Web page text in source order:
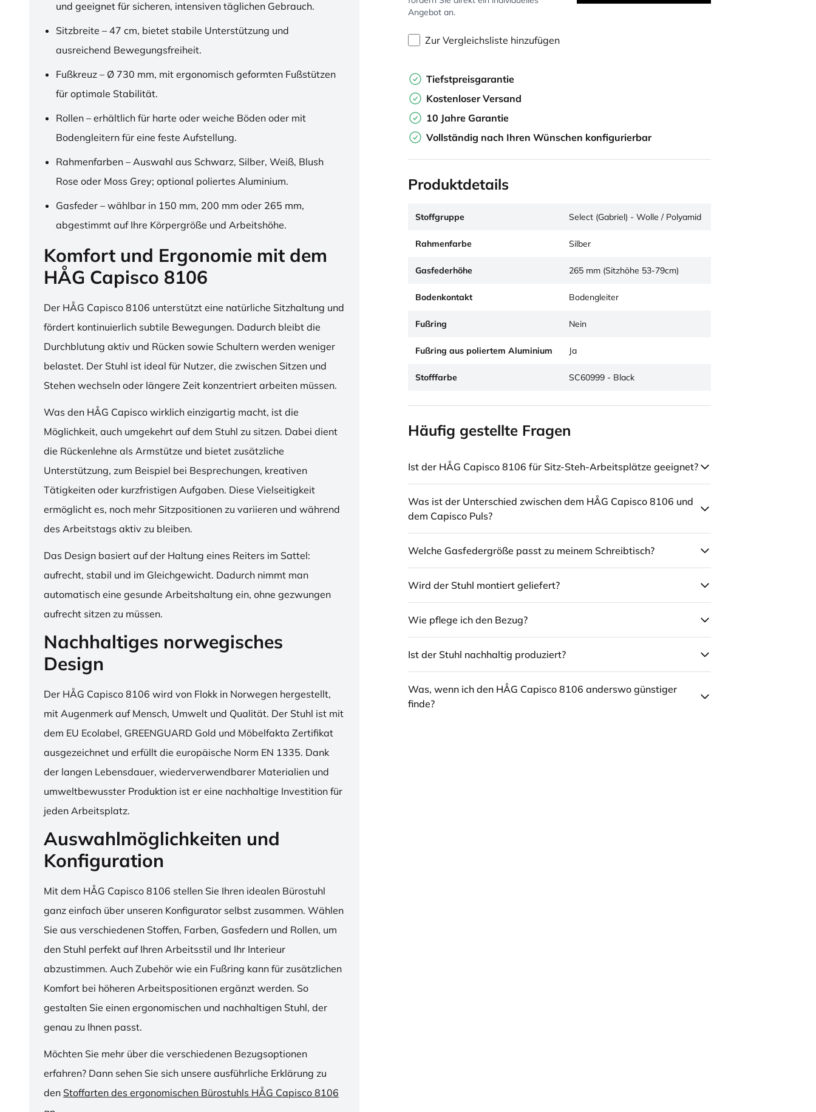
und geeignet für sicheren, intensiven täglichen Gebrauch.
Sitzbreite – 47 cm, bietet stabile Unterstützung und
ausreichend Bewegungsfreiheit.
Fußkreuz – Ø 730 mm, mit ergonomisch geformten Fußstützen
für optimale Stabilität.
Rollen – erhältlich für harte oder weiche Böden oder mit
Bodengleitern für eine feste Aufstellung.
Rahmenfarben – Auswahl aus Schwarz, Silber, Weiß, Blush
Rose oder Moss Grey; optional poliertes Aluminium.
Gasfeder – wählbar in 150 mm, 200 mm oder 265 mm,
abgestimmt auf Ihre Körpergröße und Arbeitshöhe.
Komfort und Ergonomie mit dem
HÅG Capisco 8106
Der HÅG Capisco 8106 unterstützt eine natürliche Sitzhaltung und
fördert kontinuierlich subtile Bewegungen. Dadurch bleibt die
Durchblutung aktiv und Rücken sowie Schultern werden weniger
belastet. Der Stuhl ist ideal für Nutzer, die zwischen Sitzen und
Stehen wechseln oder längere Zeit konzentriert arbeiten müssen.
Was den HÅG Capisco wirklich einzigartig macht, ist die
Möglichkeit, auch umgekehrt auf dem Stuhl zu sitzen. Dabei dient
die Rückenlehne als Armstütze und bietet zusätzliche
Unterstützung, zum Beispiel bei Besprechungen, kreativen
Tätigkeiten oder kurzfristigen Aufgaben. Diese Vielseitigkeit
ermöglicht es, noch mehr Sitzpositionen zu variieren und während
des Arbeitstags aktiv zu bleiben.
Das Design basiert auf der Haltung eines Reiters im Sattel:
aufrecht, stabil und im Gleichgewicht. Dadurch nimmt man
automatisch eine gesunde Arbeitshaltung ein, ohne gezwungen
aufrecht sitzen zu müssen.
Nachhaltiges norwegisches
Design
Der HÅG Capisco 8106 wird von Flokk in Norwegen hergestellt,
mit Augenmerk auf Mensch, Umwelt und Qualität. Der Stuhl ist mit
dem EU Ecolabel, GREENGUARD Gold und Möbelfakta Zertifikat
ausgezeichnet und erfüllt die europäische Norm EN 1335. Dank
der langen Lebensdauer, wiederverwendbarer Materialien und
umweltbewusster Produktion ist er eine nachhaltige Investition für
jeden Arbeitsplatz.
Auswahlmöglichkeiten und
Konfiguration
Mit dem HÅG Capisco 8106 stellen Sie Ihren idealen Bürostuhl
ganz einfach über unseren Konfigurator selbst zusammen. Wählen
Sie aus verschiedenen Stoffen, Farben, Gasfedern und Rollen, um
den Stuhl perfekt auf Ihren Arbeitsstil und Ihr Interieur
abzustimmen. Auch Zubehör wie ein Fußring kann für zusätzlichen
Komfort bei höheren Arbeitspositionen ergänzt werden. So
gestalten Sie einen ergonomischen und nachhaltigen Stuhl, der
genau zu Ihnen passt.
Möchten Sie mehr über die verschiedenen Bezugsoptionen
erfahren? Dann sehen Sie sich unsere ausführliche Erklärung zu
den Stoffarten des ergonomischen Bürostuhls HÅG Capisco 8106
Angebot an.
Zur Vergleichsliste hinzufügen
Tiefstpreisgarantie
Kostenloser Versand
10 Jahre Garantie
Vollständig nach Ihren Wünschen konfigurierbar
Produktdetails
Stoffgruppe Select (Gabriel) - Wolle / Polyamid
Rahmenfarbe Silber
Gasfederhöhe 265 mm (Sitzhöhe 53-79cm)
Bodenkontakt Bodengleiter
Fußring Nein
Fußring aus poliertem Aluminium Ja
Stofffarbe SC60999 - Black
Häufig gestellte Fragen
Ist der HÅG Capisco 8106 für Sitz-Steh-Arbeitsplätze geeignet?
Was ist der Unterschied zwischen dem HÅG Capisco 8106 und
dem Capisco Puls?
Welche Gasfedergröße passt zu meinem Schreibtisch?
Wird der Stuhl montiert geliefert?
Wie pflege ich den Bezug?
Ist der Stuhl nachhaltig produziert?
Was, wenn ich den HÅG Capisco 8106 anderswo günstiger
finde?